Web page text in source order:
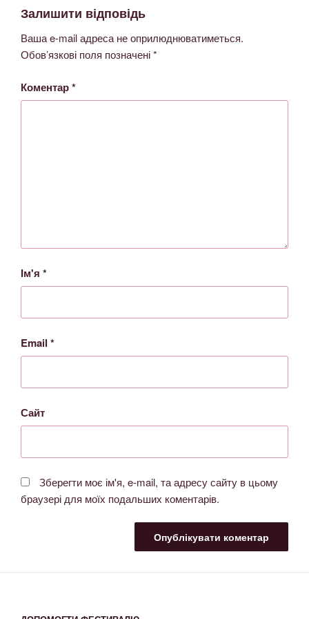
Залишити відповідь
Ваша e-mail адреса не оприлюднюватиметься.
Обов’язкові поля позначені*
Коментар*
Ім'я *
Email *
Сайт
Зберегти моє ім'я, e-mail, та адресу сайту в цьому
браузері для моїх подальших коментарів.